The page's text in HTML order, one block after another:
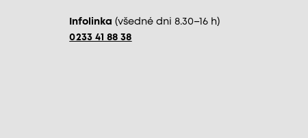
Infolinka (všedné dni 8.30–16 h)
0233 41 88 38